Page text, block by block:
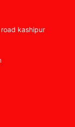
kashipur